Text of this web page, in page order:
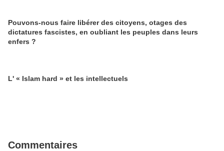
Pouvons-nous faire libérer des citoyens, otages des
dictatures fascistes, en oubliant les peuples dans leurs
enfers ?
L' « Islam hard » et les intellectuels
Commentaires